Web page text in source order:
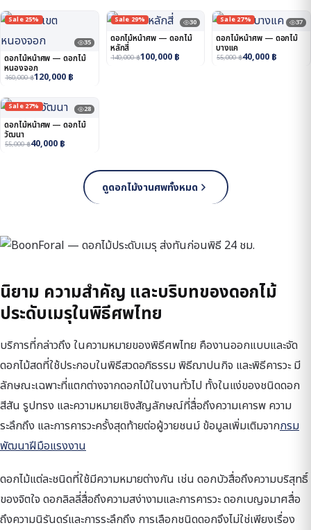
Sale 25%
35
ดอกไม้หน้าศพ — ดอกไม้
หนองจอก
160,000฿120,000 ฿
Sale 29% 30
ดอกไม้หน้าศพ — ดอกไม้
หลักสี่
140,000฿100,000 ฿
Sale 27% 37
ดอกไม้หน้าศพ — ดอกไม้
บางแค
55,000฿40,000 ฿
Sale 27% 28
ดอกไม้หน้าศพ — ดอกไม้
วัฒนา
55,000฿40,000 ฿
ดูดอกไม้งานศพทั้งหมด
นิยาม ความสำคัญ และบริบทของดอกไม้
ประดับเมรุในพิธีศพไทย
บริการที่กล่าวถึง ในความหมายของพิธีศพไทย คืองานออกแบบและจัด
ดอกไม้สดที่ใช้ประกอบในพิธีสวดอภิธรรม พิธีฌาปนกิจ และพิธีคารวะ มี
ลักษณะเฉพาะที่แตกต่างจากดอกไม้ในงานทั่วไป ทั้งในแง่ของชนิดดอก
สีสัน รูปทรง และความหมายเชิงสัญลักษณ์ที่สื่อถึงความเคารพ ความ
ระลึกถึง และการคารวะครั้งสุดท้ายต่อผู้วายชนม์ ข้อมูลเพิ่มเติมจากกรม
พัฒนาฝีมือแรงงาน
ดอกไม้แต่ละชนิดที่ใช้มีความหมายต่างกัน เช่น ดอกบัวสื่อถึงความบริสุทธิ์
ของจิตใจ ดอกลิลลี่สื่อถึงความสง่างามและการคารวะ ดอกเบญจมาศสื่อ
ถึงความนิรันดร์และการระลึกถึง การเลือกชนิดดอกจึงไม่ใช่เพียงเรื่อง